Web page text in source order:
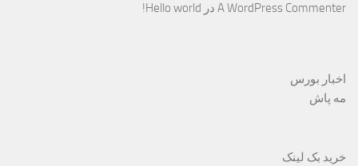
A WordPress Commenter در Hello world!
اخبار بورس
مه پاش
خرید بک لینک